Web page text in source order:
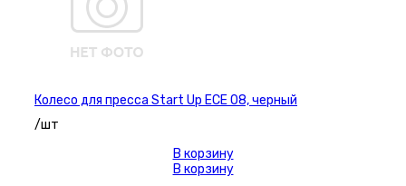
Колесо для пресса Start Up ECE 08, черный
/шт
В корзину
В корзину